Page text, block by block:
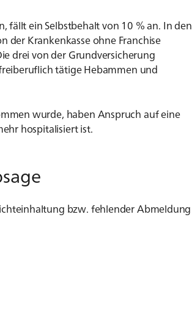
fällt ein Selbstbehalt von 10 % an. In den
der Krankenkasse ohne Franchise
drei von der Grundversicherung
tätige Hebammen und
wurde, haben Anspruch auf eine
hospitalisiert ist.
bzw. fehlender Abmeldung